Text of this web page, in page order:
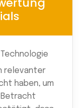
Technologie
relevanter
haben, um